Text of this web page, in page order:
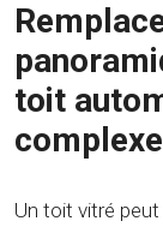
toit
complexe
Un toit vitré